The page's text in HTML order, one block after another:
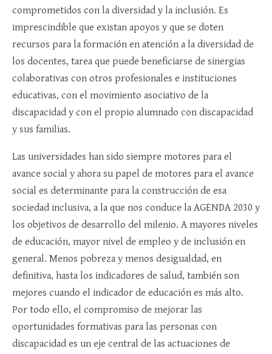
comprometidos con la diversidad y la inclusión. Es
imprescindible que existan apoyos y que se doten
recursos para la formación en atención a la diversidad de
los docentes, tarea que puede beneficiarse de sinergias
colaborativas con otros profesionales e instituciones
educativas, con el movimiento asociativo de la
discapacidad y con el propio alumnado con discapacidad
y sus familias.
Las universidades han sido siempre motores para el
avance social y ahora su papel de motores para el avance
social es determinante para la construcción de esa
sociedad inclusiva, a la que nos conduce la AGENDA 2030 y
los objetivos de desarrollo del milenio. A mayores niveles
de educación, mayor nivel de empleo y de inclusión en
general. Menos pobreza y menos desigualdad, en
definitiva, hasta los indicadores de salud, también son
mejores cuando el indicador de educación es más alto.
Por todo ello, el compromiso de mejorar las
oportunidades formativas para las personas con
discapacidad es un eje central de las actuaciones de